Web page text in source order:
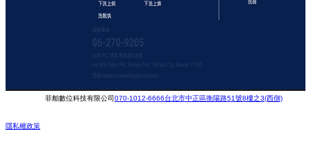
菲舶數位科技有限公司070-1012-6666台北市中正區衡陽路51號8樓之3(西側)
隱私權政策